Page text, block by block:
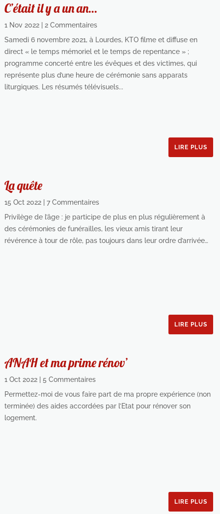
C’était il y a un an…
1 Nov 2022| 2 Commentaires
Samedi 6 novembre 2021, à Lourdes, KTO filme et diffuse en
direct « le temps mémoriel et le temps de repentance » ;
programme concerté entre les évêques et des victimes, qui
représente plus d’une heure de cérémonie sans apparats
liturgiques. Les résumés télévisuels...
LIRE PLUS
La quête
15 Oct 2022| 7 Commentaires
Privilège de l’âge : je participe de plus en plus régulièrement à
des cérémonies de funérailles, les vieux amis tirant leur
révérence à tour de rôle, pas toujours dans leur ordre d’arrivée…
LIRE PLUS
ANAH et ma prime rénov’
1 Oct 2022| 5 Commentaires
Permettez-moi de vous faire part de ma propre expérience (non
terminée) des aides accordées par l’Etat pour rénover son
logement.
LIRE PLUS